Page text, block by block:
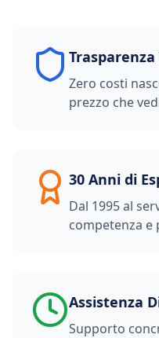
Trasparenza
Zero costi
prezzo che
30 Anni di
Dal 1995 al
competenza e
Assistenza
Supporto